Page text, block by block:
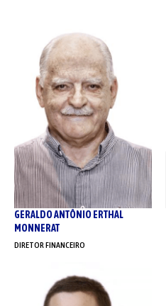
GERALDO ANTÔNIO ERTHAL
MONNERAT
DIRETOR FINANCEIRO